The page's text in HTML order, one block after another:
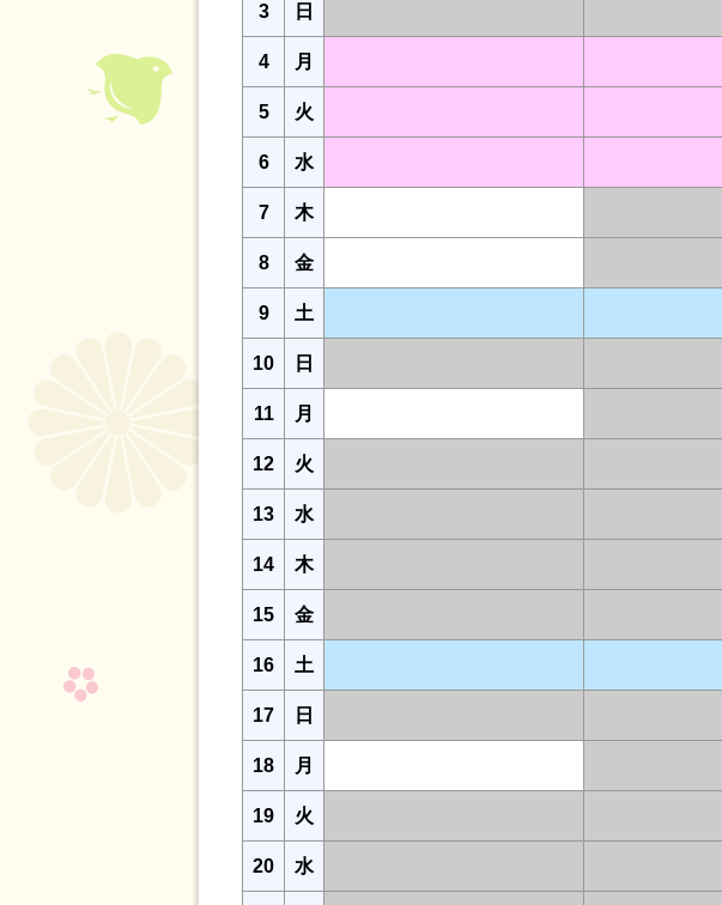
3 日
4 月
5 火
6 水
7 木
8 金
9 土
10 日
11 月
12 火
13 水
14 木
15 金
16 土
17 日
18 月
19 火
20 水